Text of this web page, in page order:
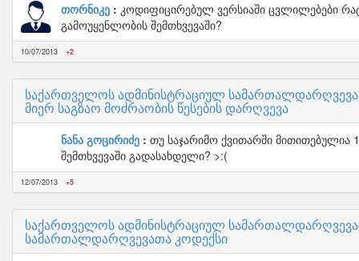
თორნიკე
კოდიფიცირებულ ვერსიაში ცვლილებები
გამოუყენლობის შემთხვევაში?
10/07/2013 +2
საქართველოს ადმინისტრაციულ
მიერ საგზაო მოძრაობის წესების დარღვევა
ნანა გოცირიძე
თუ საჯარიმო ქვითარში მითითებულია
შემთხვევაში გადასახდელი? >:(
12/07/2013 +5
საქართველოს ადმინისტრაციულ
სამართალდარღვევათა კოდექსი